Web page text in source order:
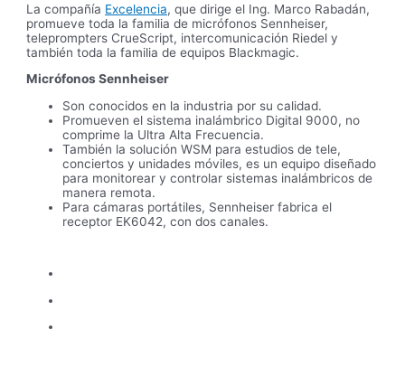
La compañía Excelencia, que dirige el Ing. Marco Rabadán,
promueve toda la familia de micrófonos Sennheiser,
teleprompters CrueScript, intercomunicación Riedel y
también toda la familia de equipos Blackmagic.
Micrófonos Sennheiser
Son conocidos en la industria por su calidad.
Promueven el sistema inalámbrico Digital 9000, no
comprime la Ultra Alta Frecuencia.
También la solución WSM para estudios de tele,
conciertos y unidades móviles, es un equipo diseñado
para monitorear y controlar sistemas inalámbricos de
manera remota.
Para cámaras portátiles, Sennheiser fabrica el
receptor EK6042, con dos canales.